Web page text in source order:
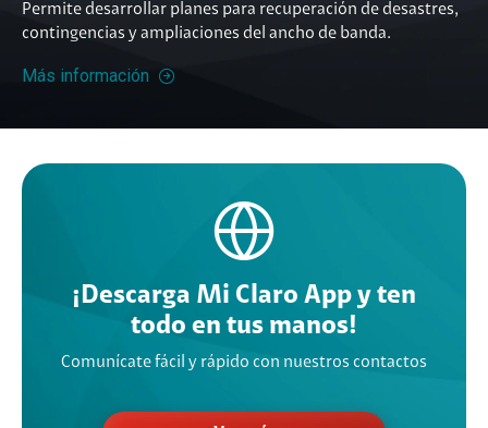
Permite desarrollar planes para recuperación de desastres,
contingencias y ampliaciones del ancho de banda.
Más información
¡Descarga Mi Claro App y ten
todo en tus manos!
Comunícate fácil y rápido con nuestros contactos